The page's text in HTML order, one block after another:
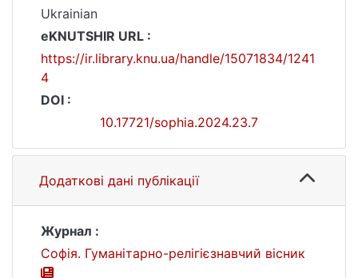
Ukrainian
eKNUTSHIR URL :
https://ir.library.knu.ua/handle/15071834/1241
4
DOI :
10.17721/sophia.2024.23.7
Додаткові дані публікації
Журнал :
Софія. Гуманітарно-релігієзнавчий вісник